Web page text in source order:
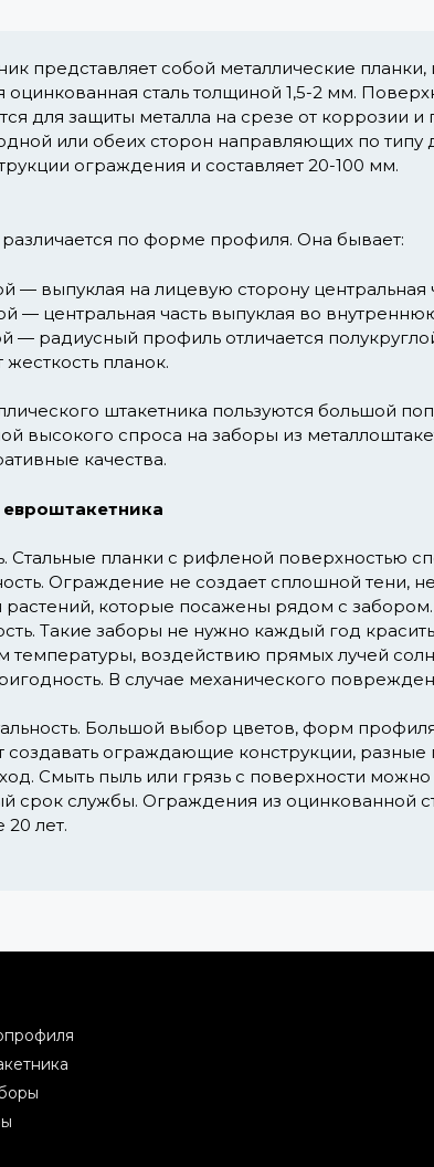
представляет собой металлические
оцинкованная сталь толщиной 1,5-2 мм.
для защиты металла на срезе от коррозии
или обеих сторон направляющих по
ограждения и составляет 20-100 мм.
по форме профиля. Она бывает:
— выпуклая на лицевую сторону
— центральная часть выпуклая во
— радиусный профиль отличается
планок.
штакетника пользуются большой
высокого спроса на заборы из
качества.
Стальные планки с рифленой поверхностью
Ограждение не создает сплошной тени,
растений, которые посажены рядом с забором.
Такие заборы не нужно каждый год
температуры, воздействию прямых лучей
В случае механического
Большой выбор цветов, форм
создавать ограждающие конструкции, разные
Смыть пыль или грязь с поверхности
срок службы. Ограждения из оцинкованной
лет.